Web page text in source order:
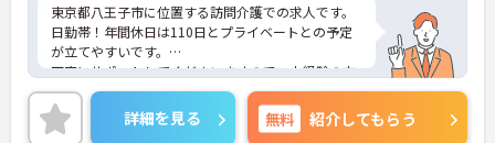
東京都八王子市に位置する訪問介護での求人です。
日勤帯！年間休日は110日とプライベートとの予定
が立てやすいです。
丁寧にサポートしてくださいますので、未経験の方
でも安心してご就業していただけます。
ご興味のある方は、お気軽にお問い合わせくださ
い。
詳細を見る 無料 紹介してもらう